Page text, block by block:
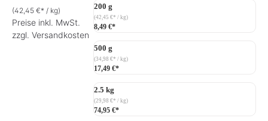
(42,45 €* / kg)
Preise inkl. MwSt.
zzgl. Versandkosten
200 g
(42,45 €* / kg)
8,49 €*
500 g
(34,98 €* / kg)
17,49 €*
2.5 kg
(29,98 €* / kg)
74,95 €*